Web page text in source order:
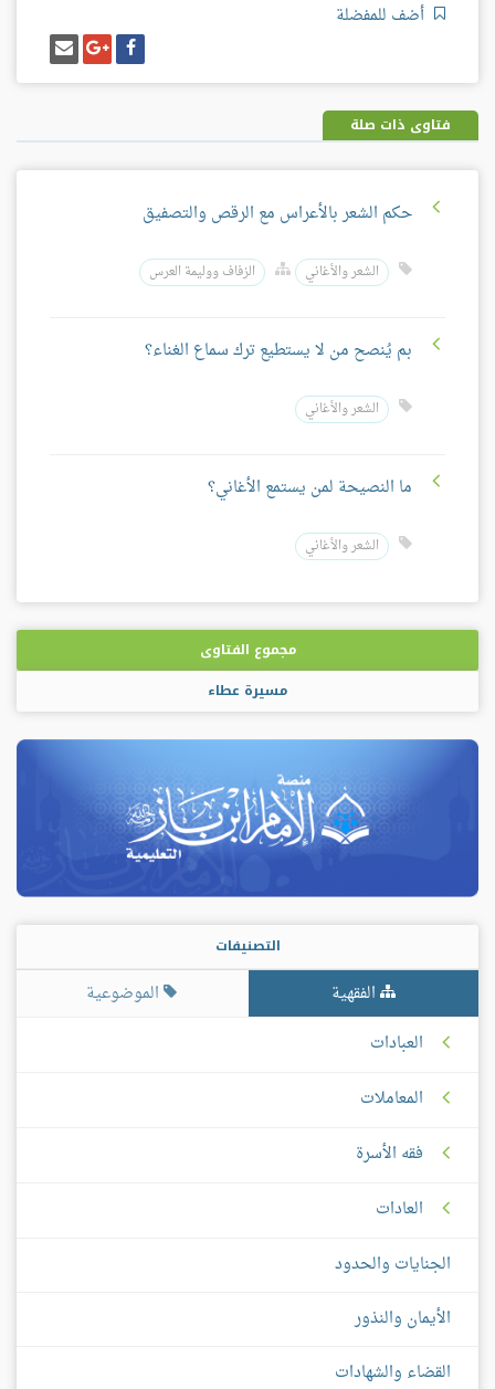
أضف للمفضلة
شارك
على
فيسبوك
شارك
على
غوغل
بلس
إرسل
إيميل
فتاوى ذات صلة
حكم الشعر بالأعراس مع الرقص والتصفيق
الشعر والأغاني الزفاف ووليمة العرس
بم يُنصح من لا يستطيع ترك سماع الغناء؟
الشعر والأغاني
ما النصيحة لمن يستمع الأغاني؟
الشعر والأغاني
مجموع الفتاوى
مسيرة عطاء
التصنيفات
الفقهية
الموضوعية
العبادات
المعاملات
فقه الأسرة
العادات
الجنايات والحدود
الأيمان والنذور
القضاء والشهادات